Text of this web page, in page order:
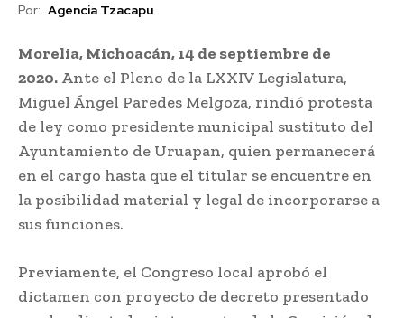
Por: Agencia Tzacapu
Morelia, Michoacán, 14 de septiembre de
2020. Ante el Pleno de la LXXIV Legislatura,
Miguel Ángel Paredes Melgoza, rindió protesta
de ley como presidente municipal sustituto del
Ayuntamiento de Uruapan, quien permanecerá
en el cargo hasta que el titular se encuentre en
la posibilidad material y legal de incorporarse a
sus funciones.
Previamente, el Congreso local aprobó el
dictamen con proyecto de decreto presentado